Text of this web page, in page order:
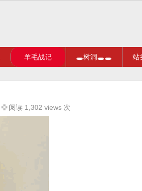
羊毛战记 🕳树洞🕳🕳 站
阅读 1,302 views 次